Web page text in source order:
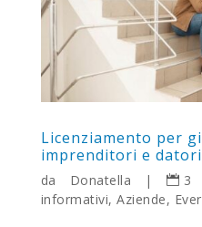
Licenziamento per
imprenditori e
da Donatella | 3
informativi,Aziende,